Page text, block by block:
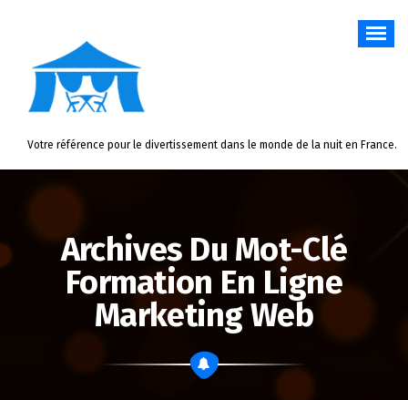
Votre référence pour le divertissement dans le monde de la nuit en France.
Archives Du Mot-Clé
Formation En Ligne
Marketing Web